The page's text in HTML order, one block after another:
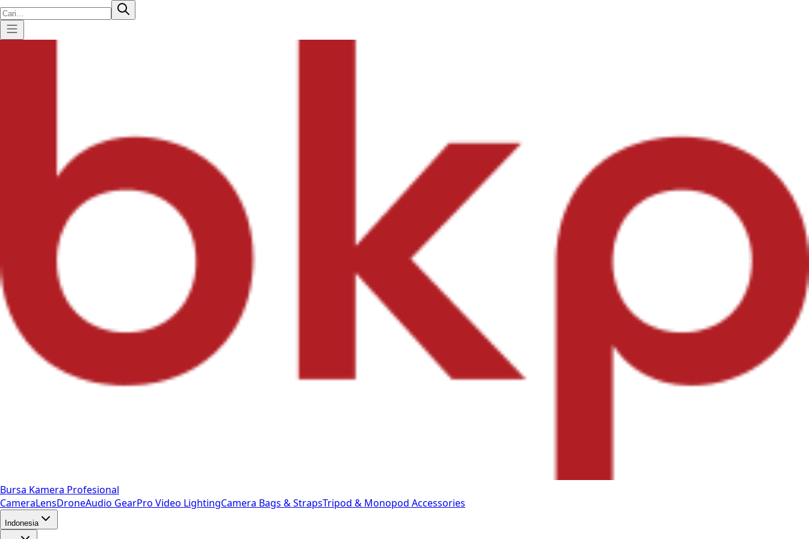
Bursa Kamera Profesional
CameraLensDroneAudio GearPro Video LightingCamera Bags & StrapsTripod & Monopod Accessories
Indonesia